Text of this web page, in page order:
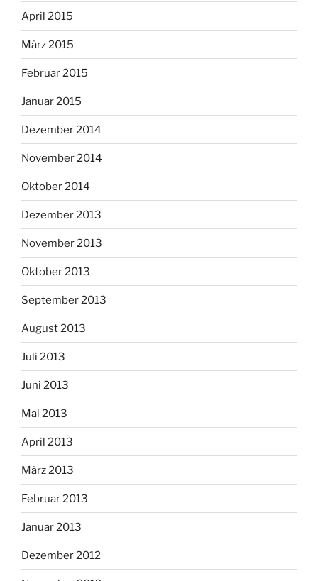
April 2015
März 2015
Februar 2015
Januar 2015
Dezember 2014
November 2014
Oktober 2014
Dezember 2013
November 2013
Oktober 2013
September 2013
August 2013
Juli 2013
Juni 2013
Mai 2013
April 2013
März 2013
Februar 2013
Januar 2013
Dezember 2012